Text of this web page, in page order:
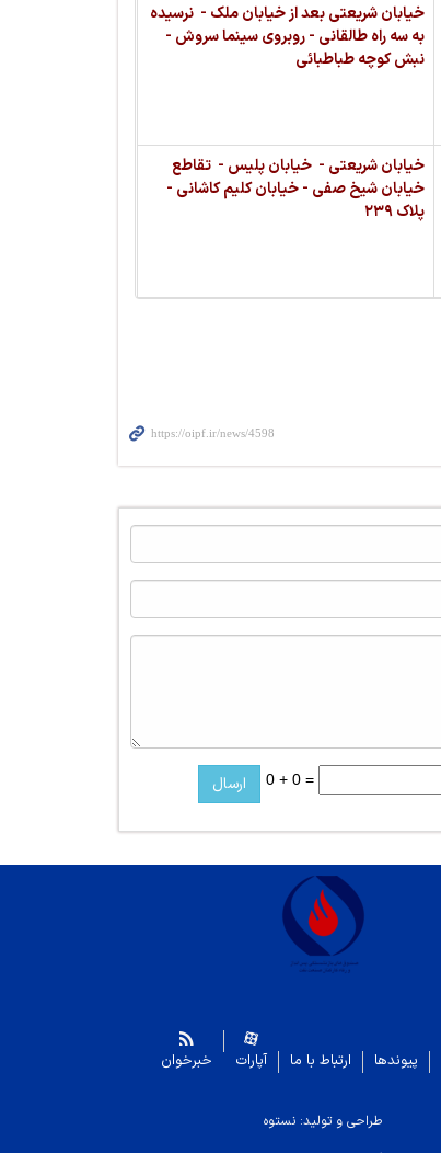
خیابان شریعتی بعد از خیابان ملک - نرسیده
به سه راه طالقانی - روبروی سینما سروش -
نبش کوچه طباطبائی
خیابان شریعتی - خیابان پلیس - تقاطع
خیابان شیخ صفی - خیابان کلیم کاشانی -
پلاک ۲۳۹
0 + 0 =
پیوندها ارتباط با ما آپارات خبرخوان
طراحی و تولید: نستوه